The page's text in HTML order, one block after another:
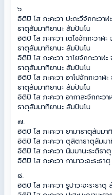
๖.
อิติปิ โส ภะคะวา ปะถะวีจักกะวา
ธาตุสัมมาทิยานะ สัมปันโน
อิติปิ โส ภะคะวา เตโชจักกะวาฬะ
ธาตุสัมมาทิยานะ สัมปันโน
อิติปิ โส ภะคะวา วาโยจักกะวาฬ
ธาตุสัมมาทิยานะ สัมปันโน
อิติปิ โส ภะคะวา อาโปจักกะวาฬ
ธาตุสัมมาทิยานะ สัมปันโน
อิติปิ โส ภะคะวา อากาสะจักกะว
ธาตุสัมมาทิยานะ สัมปันโน
๗.
อิติปิ โส ภะคะวา ยามาธาตุสัมมา
อิติปิ โส ภะคะวา ตุสิตาธาตุสัมม
อิติปิ โส ภะคะวา นิมมานะระติธ
อิติปิ โส ภะคะวา กามาวะจะระธ
๘.
อิติปิ โส ภะคะวา รูปาวะจะระธา